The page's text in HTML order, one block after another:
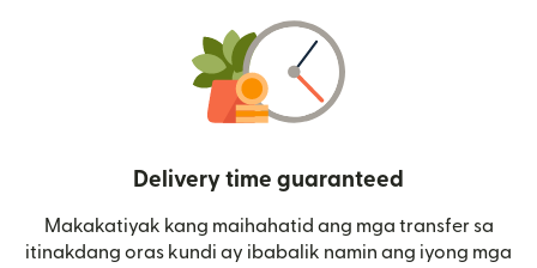
Delivery time guaranteed
Makakatiyak kang maihahatid ang mga transfer sa
itinakdang oras kundi ay ibabalik namin ang iyong mga